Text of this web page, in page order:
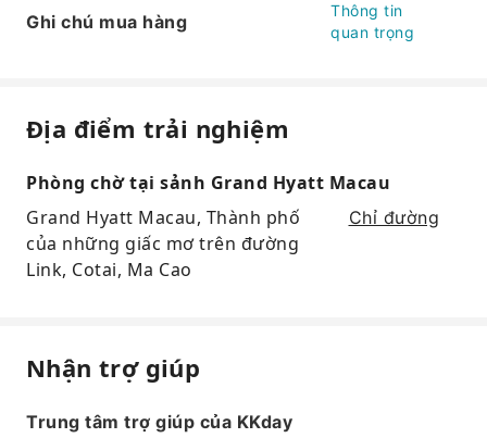
Ghi chú mua hàng
Thông tin
quan trọng
Địa điểm trải nghiệm
Phòng chờ tại sảnh Grand Hyatt Macau
Grand Hyatt Macau, Thành phố
của những giấc mơ trên đường
Link, Cotai, Ma Cao
Chỉ đường
Nhận trợ giúp
Trung tâm trợ giúp của KKday